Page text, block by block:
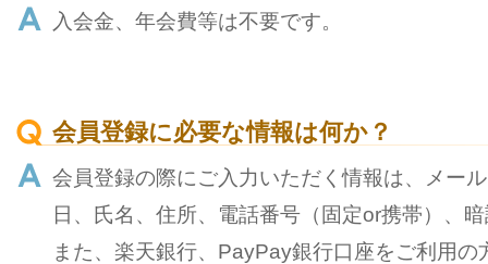
入会金、年会費等は不要です。
会員登録に必要な情報は何か？
会員登録の際にご入力いただく情報は、メー
日、氏名、住所、電話番号（固定or携帯）、
また、楽天銀行、PayPay銀行口座をご利用